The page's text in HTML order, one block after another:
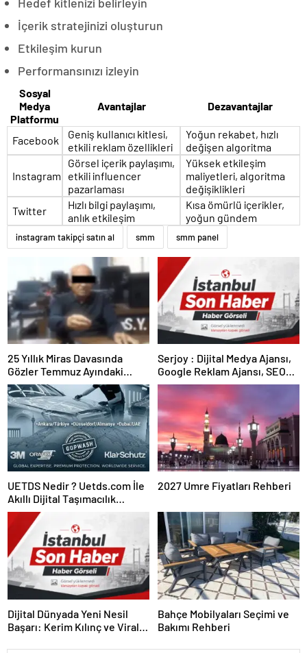
İçerik stratejinizi oluşturun
Etkileşim kurun
Performansınızı izleyin
Sosyal
Medya
Platformu
Avantajlar Dezavantajlar
Facebook
Geniş kullanıcı kitlesi,
etkili reklam özellikleri
Yoğun rekabet, hızlı
değişen algoritma
Instagram
Görsel içerik paylaşımı,
etkili influencer
pazarlaması
Yüksek etkileşim
maliyetleri, algoritma
değişiklikleri
Twitter
Hızlı bilgi paylaşımı,
anlık etkileşim
Kısa ömürlü içerikler,
yoğun gündem
instagram takipçi satın al smm smm panel
25 Yıllık Miras Davasında
Gözler Temmuz Ayındaki
Karar Duruşmasına Çevrildi
Serjoy : Dijital Medya Ajansı,
Google Reklam Ajansı, SEO
Ajansı ve Web Tasarım Ajansı
UETDS Nedir ? Uetds.com İle
Akıllı Dijital Taşımacılık
Yazılımı
2027 Umre Fiyatları Rehberi
Dijital Dünyada Yeni Nesil
Başarı: Kerim Kılınç ve Viral
Bahçe Mobilyaları Seçimi ve
Bakımı Rehberi